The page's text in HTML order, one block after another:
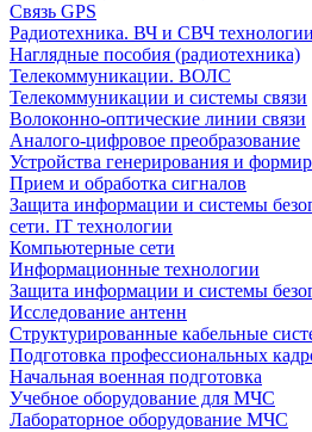
Связь GPS
Радиотехника. ВЧ и СВЧ технологии
Наглядные пособия (радиотехника)
Телекоммуникации. ВОЛС
Телекоммуникации и системы связи
Волоконно-оптические линии связи
Аналого-цифровое преобразование
Устройства генерирования и
Прием и обработка сигналов
Защита информации и системы
сети. IT технологии
Компьютерные сети
Информационные технологии
Защита информации и системы
Исследование антенн
Структурированные кабельные
Подготовка профессиональных
Начальная военная подготовка
Учебное оборудование для МЧС
Лабораторное оборудование МЧС